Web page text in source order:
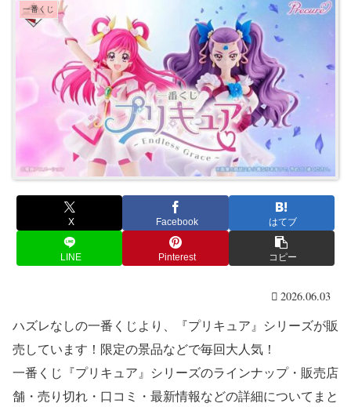
一番くじ
X Facebook はてブ
LINE Pinterest コピー
2026.06.03
ハズレなしの一番くじより、『プリキュア』シリーズが販
売しています！限定の景品などで毎回大人気！
一番くじ『プリキュア』シリーズのラインナップ・販売店
舗・売り切れ・口コミ・最新情報などの詳細についてまと